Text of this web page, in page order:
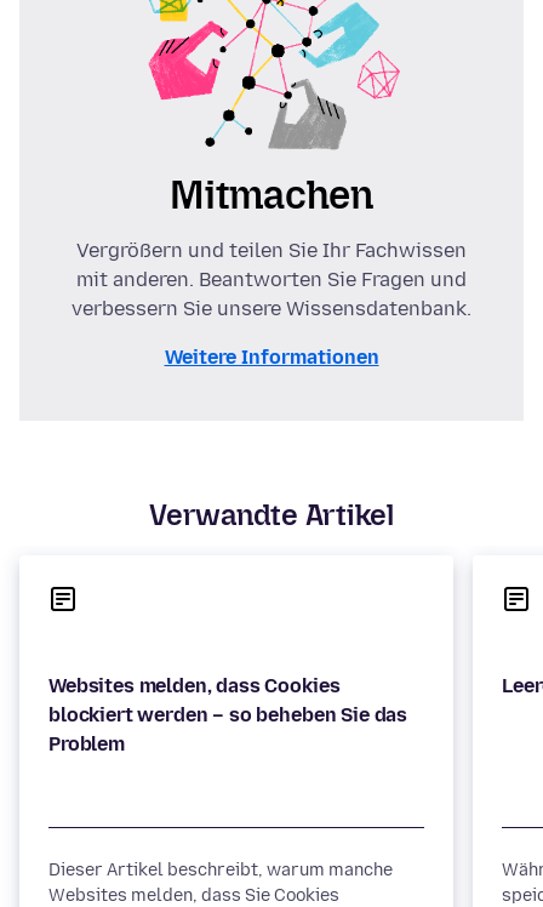
Mitmachen
Vergrößern und teilen Sie Ihr Fachwissen
mit anderen. Beantworten Sie Fragen und
verbessern Sie unsere Wissensdatenbank.
Weitere Informationen
Verwandte Artikel
Websites melden, dass Cookies
blockiert werden – so beheben Sie das
Problem
Dieser Artikel beschreibt, warum manche
Websites melden, dass Sie Cookies